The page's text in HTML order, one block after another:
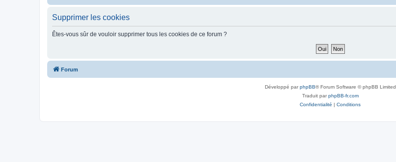
Supprimer les cookies
Êtes-vous sûr de vouloir supprimer tous les cookies de ce forum ?
Forum
Développé parphpBB® Forum Software © phpBB Limited
Traduit parphpBB-fr.com
Confidentialité | Conditions